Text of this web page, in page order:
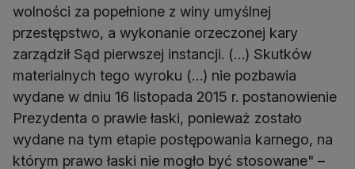
wolności za popełnione z winy umyślnej
przestępstwo, a wykonanie orzeczonej kary
zarządził Sąd pierwszej instancji. (…) Skutków
materialnych tego wyroku (…) nie pozbawia
wydane w dniu 16 listopada 2015 r. postanowienie
Prezydenta o prawie łaski, ponieważ zostało
wydane na tym etapie postępowania karnego, na
którym prawo łaski nie mogło być stosowane" –